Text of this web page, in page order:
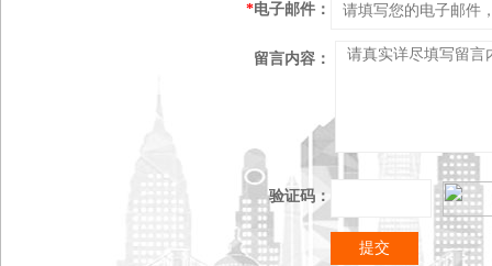
*电子邮件：
留言内容：
验证码：